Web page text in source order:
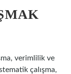
verimlilik ve
çalışma,